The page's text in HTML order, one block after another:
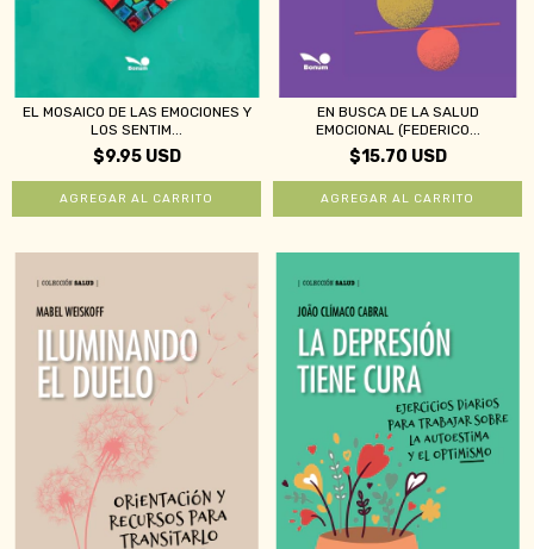
EL MOSAICO DE LAS EMOCIONES Y
LOS SENTIM...
$9.95 USD
EN BUSCA DE LA SALUD
EMOCIONAL (FEDERICO...
$15.70 USD